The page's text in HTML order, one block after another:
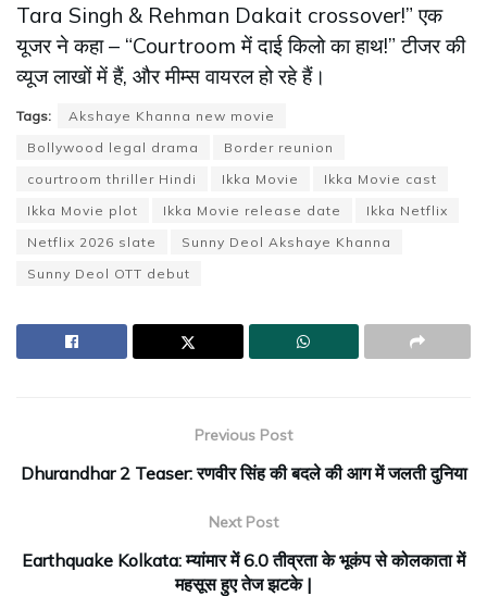
Tara Singh & Rehman Dakait crossover!” एक
यूजर ने कहा – “Courtroom में दाई किलो का हाथ!” टीजर की
व्यूज लाखों में हैं, और मीम्स वायरल हो रहे हैं।
Tags:
Akshaye Khanna new movie
Bollywood legal drama
Border reunion
courtroom thriller Hindi
Ikka Movie
Ikka Movie cast
Ikka Movie plot
Ikka Movie release date
Ikka Netflix
Netflix 2026 slate
Sunny Deol Akshaye Khanna
Sunny Deol OTT debut
Previous Post
Dhurandhar 2 Teaser: रणवीर सिंह की बदले की आग में जलती दुनिया
Next Post
Earthquake Kolkata: म्यांमार में 6.0 तीव्रता के भूकंप से कोलकाता में
महसूस हुए तेज झटके |